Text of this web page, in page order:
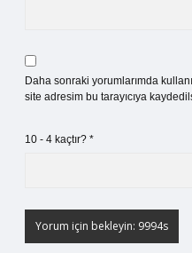
Daha sonraki yorumlarımda
site adresim bu tarayıcıya
10 - 4 kaçtır? *